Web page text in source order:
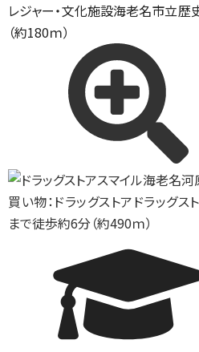
レジャー・文化施設海老名市立歴
（約180ｍ）
買い物：ドラッグストアドラッグ
まで徒歩約6分（約490ｍ）